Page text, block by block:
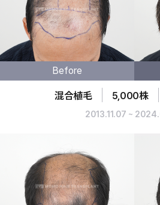
Before
混合植毛 5,000株
2013.11.07 ~